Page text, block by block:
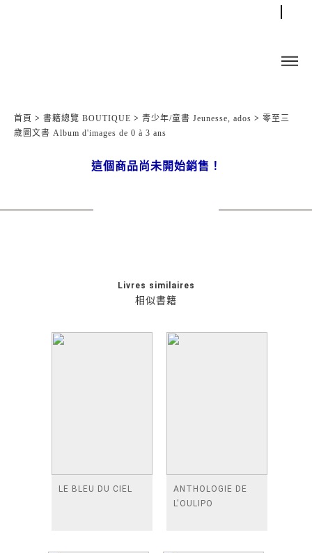
首頁 > 書籍總覽 BOUTIQUE > 青少年/童書 Jeunesse, ados > 零至三
歲圖文書 Album d'images de 0 à 3 ans
這個商品尚未開始銷售！
相似書籍
Livres similaires
LE BLEU DU CIEL
ANTHOLOGIE DE
L'OULIPO